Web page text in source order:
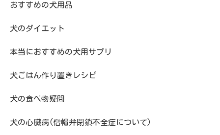
おすすめの犬用品
犬のダイエット
本当におすすめの犬用サプリ
犬ごはん作り置きレシピ
犬の食べ物疑問
犬の心臓病(僧帽弁閉鎖不全症について)